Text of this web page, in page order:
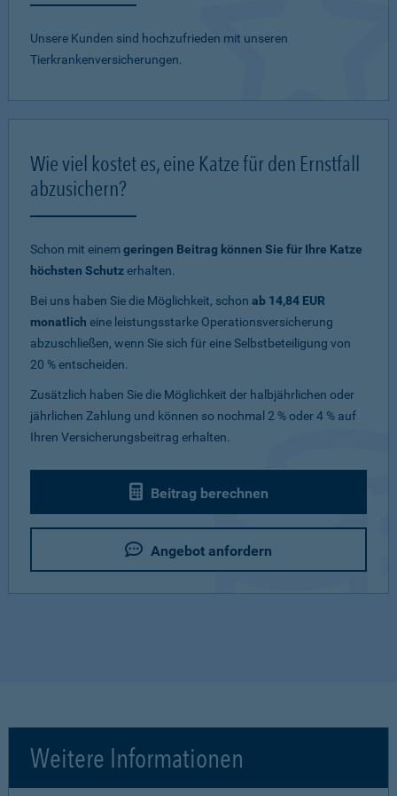
Unsere Kunden sind hochzufrieden mit unseren
Tierkrankenversicherungen.
Wie viel kostet es, eine Katze für den Ernstfall
abzusichern?
Schon mit einemgeringen Beitrag können Sie für Ihre Katze
höchsten Schutzerhalten.
Bei uns haben Sie die Möglichkeit, schon ab 14,84 EUR
monatlich eine leistungsstarke Operationsversicherung
abzuschließen, wenn Sie sich für eine Selbstbeteiligung von
20 % entscheiden.
Zusätzlich haben Sie die Möglichkeit der halbjährlichen oder
jährlichen Zahlung und können so nochmal 2 % oder 4 % auf
Ihren Versicherungsbeitrag erhalten.
Beitrag berechnen
Angebot anfordern
Weitere Informationen